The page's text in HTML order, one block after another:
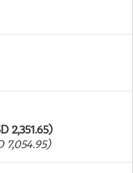
2,351.65)
7,054.95)